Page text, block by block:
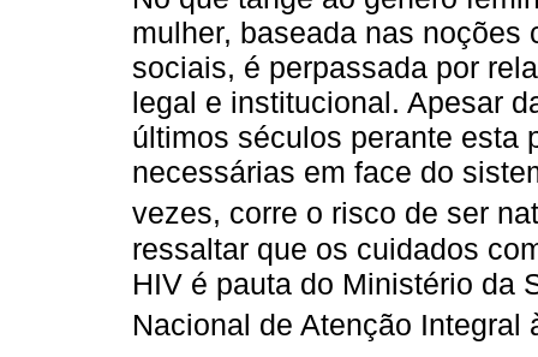
mulher, baseada nas
sociais, é perpassada por
legal e institucional. Apesar
últimos séculos perante esta
necessárias em face do
vezes, corre o risco de ser
ressaltar que os cuidados
HIV é pauta do Ministério da
Nacional de Atenção Integral